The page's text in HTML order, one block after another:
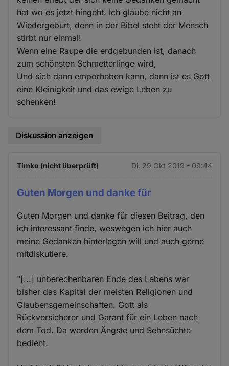
hat wo es jetzt hingeht. Ich glaube nicht an
Wiedergeburt, denn in der Bibel steht der Mensch
stirbt nur einmal!
Wenn eine Raupe die erdgebunden ist, danach
zum schönsten Schmetterlinge wird,
Und sich dann emporheben kann, dann ist es Gott
eine Kleinigkeit und das ewige Leben zu
schenken!
Diskussion anzeigen
Timko (nicht überprüft) Di. 29 Okt 2019 - 09:44
Guten Morgen und danke für
Guten Morgen und danke für diesen Beitrag, den
ich interessant finde, weswegen ich hier auch
meine Gedanken hinterlegen will und auch gerne
mitdiskutiere.
"[...] unberechenbaren Ende des Lebens war
bisher das Kapital der meisten Religionen und
Glaubensgemeinschaften. Gott als
Rückversicherer und Garant für ein Leben nach
dem Tod. Da werden Ängste und Sehnsüchte
bedient.